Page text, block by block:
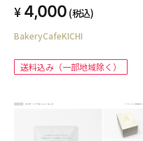
合計12個入り
4,000 (税込)
BakeryCafeKICHI
送料込み（一部地域除く）